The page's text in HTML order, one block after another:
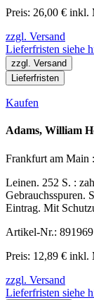
Preis: 26,00 € inkl.
zzgl. Versand
Lieferfristen siehe
zzgl. Versand
Lieferfristen
Kaufen
Adams, William
Frankfurt am Main
Leinen. 252 S. :
Gebrauchsspuren.
Eintrag. Mit
Artikel-Nr.: 891969
Preis: 12,89 € inkl.
zzgl. Versand
Lieferfristen siehe